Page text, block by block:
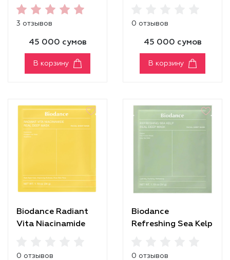
Mask
3 отзывов
45 000 сумов
В корзину
0 отзывов
45 000 сумов
В корзину
Biodance Radiant
Vita Niacinamide
0 отзывов
Biodance
Refreshing Sea Kelp
0 отзывов